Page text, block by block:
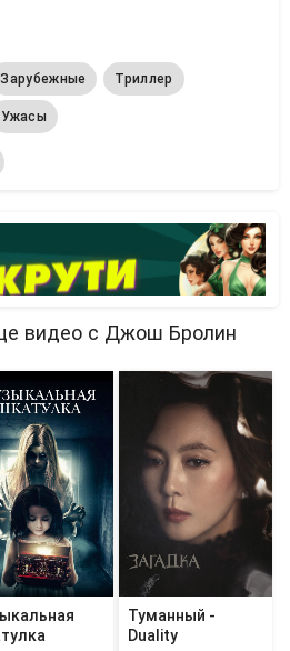
Зарубежные Триллер
Ужасы
видео с Джош Бролин
Туманный -
Duality